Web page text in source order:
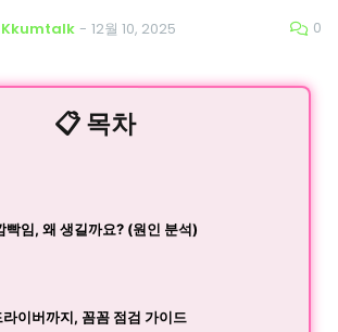
Kkumtalk - 12월 10, 2025 0
📋 목차
빡임, 왜 생길까요? (원인 분석)
이버까지, 꼼꼼 점검 가이드